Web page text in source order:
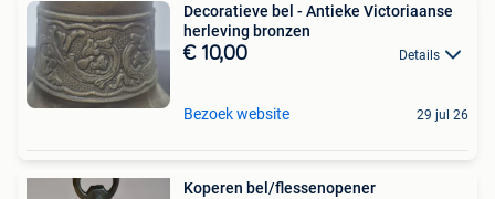
Decoratieve bel - Antieke Victoriaanse
herleving bronzen
€ 10,00 Details
Bezoek website 29 jul 26
Koperen bel/flessenopener